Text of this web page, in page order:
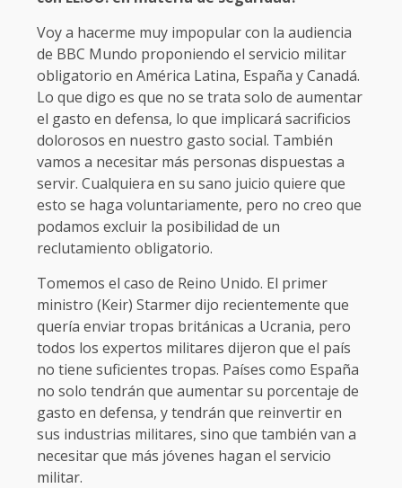
Voy a hacerme muy impopular con la audiencia
de BBC Mundo proponiendo el servicio militar
obligatorio en América Latina, España y Canadá.
Lo que digo es que no se trata solo de aumentar
el gasto en defensa, lo que implicará sacrificios
dolorosos en nuestro gasto social. También
vamos a necesitar más personas dispuestas a
servir. Cualquiera en su sano juicio quiere que
esto se haga voluntariamente, pero no creo que
podamos excluir la posibilidad de un
reclutamiento obligatorio.
Tomemos el caso de Reino Unido. El primer
ministro (Keir) Starmer dijo recientemente que
quería enviar tropas británicas a Ucrania, pero
todos los expertos militares dijeron que el país
no tiene suficientes tropas. Países como España
no solo tendrán que aumentar su porcentaje de
gasto en defensa, y tendrán que reinvertir en
sus industrias militares, sino que también van a
necesitar que más jóvenes hagan el servicio
militar.